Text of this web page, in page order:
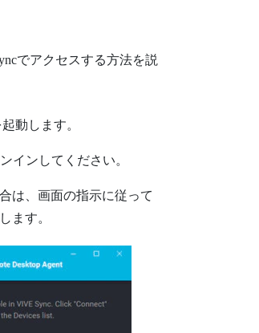
でアクセスする方法を説
起動します。
インしてください。
は、画面の指示に従って
ます。